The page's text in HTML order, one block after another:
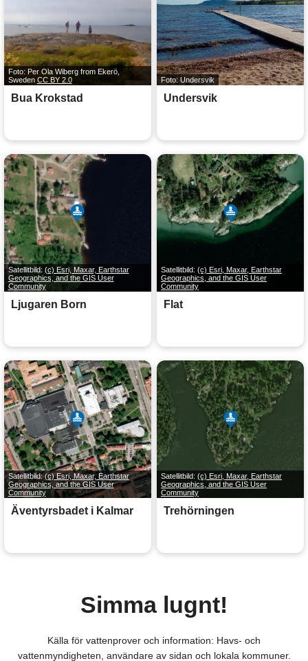
Foto: Per Ola Wiberg from Ekerö,
Sweden CC BY 2.0
Bua Krokstad
Foto: Undersvik
Undersvik
Satellitbild: (c) Esri, Maxar, Earthstar
Geographics, and the GIS User
Community
Ljugaren Born
Satellitbild: (c) Esri, Maxar, Earthstar
Geographics, and the GIS User
Community
Flat
Satellitbild:(c) Esri, Maxar, Earthstar
Geographics, and the GIS User
Community
Äventyrsbadet i Kalmar
Satellitbild: (c) Esri, Maxar, Earthstar
Geographics, and the GIS User
Community
Trehörningen
Simma lugnt!
Källa för vattenprover och information: Havs- och
vattenmyndigheten, användare av sidan och lokala kommuner.